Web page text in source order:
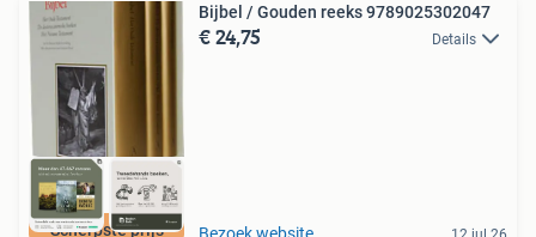
Scherpste prijs
Bijbel / Gouden reeks 9789025302047
€ 24,75 Details